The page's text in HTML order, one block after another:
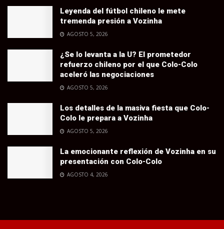
Leyenda del fútbol chileno le mete
tremenda presión a Vozinha
AGOSTO 5, 2026
¿Se lo levanta a la U? El prometedor
refuerzo chileno por el que Colo-Colo
aceleró las negociaciones
AGOSTO 5, 2026
Los detalles de la masiva fiesta que Colo-
Colo le prepara a Vozinha
AGOSTO 5, 2026
La emocionante reflexión de Vozinha en su
presentación con Colo-Colo
AGOSTO 4, 2026